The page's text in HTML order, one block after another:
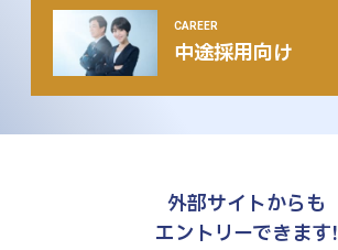
CAREER
中途採用向け
外部サイトからも
エントリーできます!